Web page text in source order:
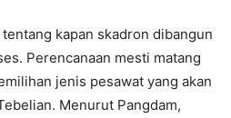
kapan skadron dibangun
Perencanaan mesti matang
jenis pesawat yang akan
Menurut Pangdam,